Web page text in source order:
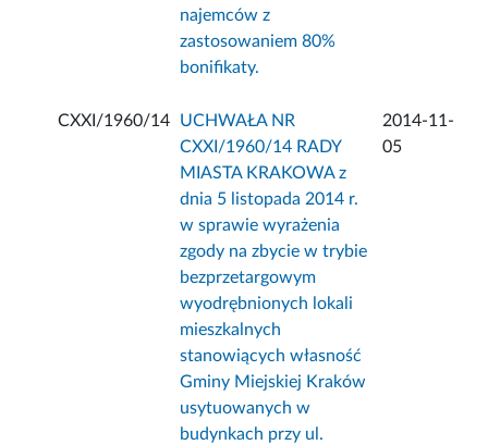
najemców z
zastosowaniem 80%
bonifikaty.
CXXI/1960/14
UCHWAŁA NR
CXXI/1960/14 RADY
MIASTA KRAKOWA z
dnia 5 listopada 2014 r.
w sprawie wyrażenia
zgody na zbycie w trybie
bezprzetargowym
wyodrębnionych lokali
mieszkalnych
stanowiących własność
Gminy Miejskiej Kraków
usytuowanych w
budynkach przy ul.
2014-11-
05